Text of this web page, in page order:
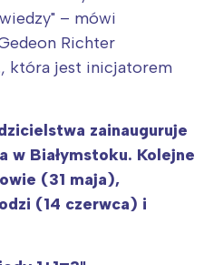
– mówi
Richter
która jest inicjatorem
zainauguruje
w Białymstoku. Kolejne
(31 maja),
(14 czerwca) i